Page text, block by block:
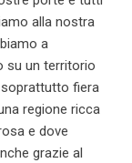
alla nostra
a
su un territorio
fiera
regione ricca
e dove
grazie al